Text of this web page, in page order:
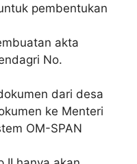
pembentukan
akta
No.
dari desa
ke Menteri
OM-SPAN